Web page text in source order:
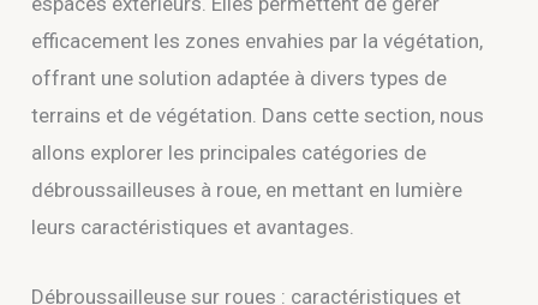
efficacement les zones envahies par la végétation,
offrant une solution adaptée à divers types de
terrains et de végétation. Dans cette section, nous
allons explorer les principales catégories de
débroussailleuses à roue, en mettant en lumière
leurs caractéristiques et avantages.
Débroussailleuse sur roues : caractéristiques et